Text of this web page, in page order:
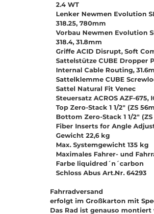
2.4 WT
Lenker Newmen Evolution
318.25, 780mm
Vorbau Newmen Evolution
318.4, 31.8mm
Griffe ACID Disrupt, Soft
Sattelstütze CUBE Dropper
Internal Cable Routing,
Sattelklemme CUBE
Sattel Natural Fit Venec
Steuersatz ACROS AZF-675,
Top Zero-Stack 1 1/2" (ZS
Bottom Zero-Stack 1 1/2"
Fiber Inserts for Angle
Gewicht 22,6 kg
Max. Systemgewicht 135 kg
Maximales Fahrer- und
Farbe liquidred´n´carbon
Schloss Abus Art.Nr. 64293
Fahrradversand
erfolgt im Großkarton mit
Das Rad ist genauso